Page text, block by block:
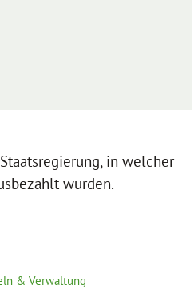
in welcher
wurden.
& Verwaltung